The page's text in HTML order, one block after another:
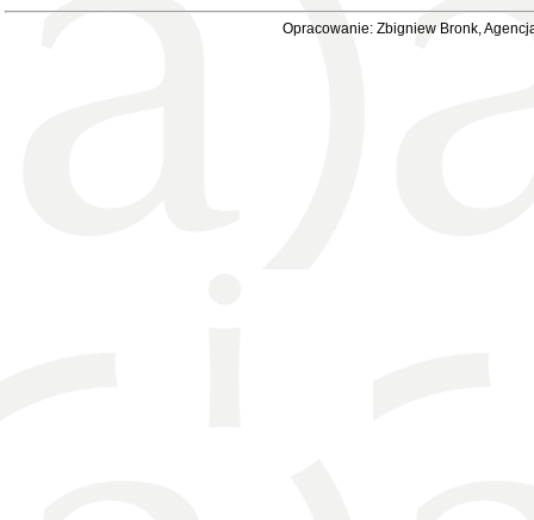
Opracowanie: Zbigniew Bronk,